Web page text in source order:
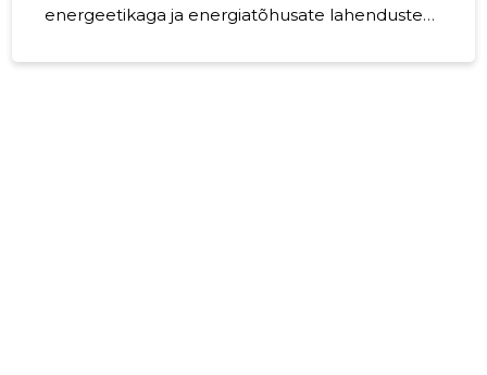
energeetikaga ja energiatõhusate lahenduste